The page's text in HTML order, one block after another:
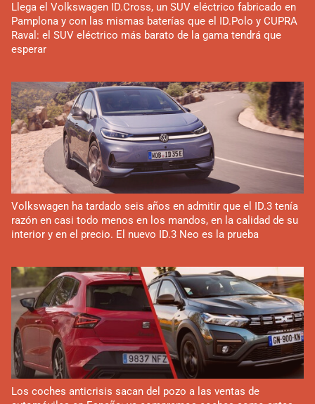
Llega el Volkswagen ID.Cross, un SUV eléctrico fabricado en
Pamplona y con las mismas baterías que el ID.Polo y CUPRA
Raval: el SUV eléctrico más barato de la gama tendrá que
esperar
Volkswagen ha tardado seis años en admitir que el ID.3 tenía
razón en casi todo menos en los mandos, en la calidad de su
interior y en el precio. El nuevo ID.3 Neo es la prueba
Los coches anticrisis sacan del pozo a las ventas de